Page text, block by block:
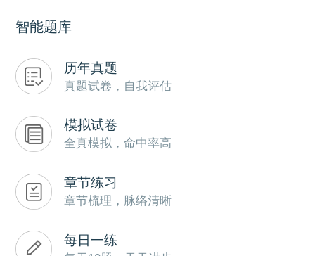
智能题库
历年真题
真题试卷，自我评估
模拟试卷
全真模拟，命中率高
章节练习
章节梳理，脉络清晰
每日一练